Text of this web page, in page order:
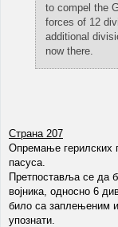
to compel the
forces of 12
additional
now there.
Страна 207
Опремање герилских
пасуса.
Претпоставља се да
војника, односно 6
било са заплењеним
упознати.